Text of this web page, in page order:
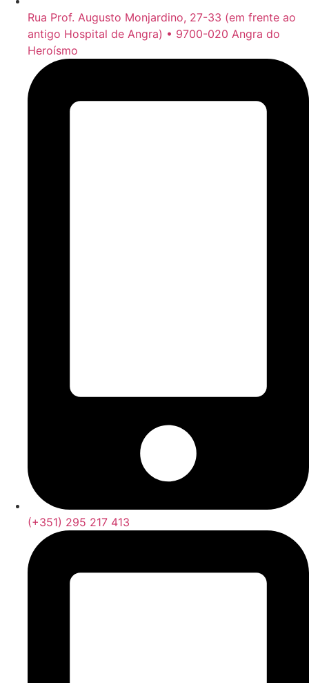
Rua Prof. Augusto Monjardino, 27-33 (em frente ao
antigo Hospital de Angra) • 9700-020 Angra do
Heroísmo
(+351) 295 217 413